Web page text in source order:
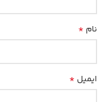
نام *
ایمیل *